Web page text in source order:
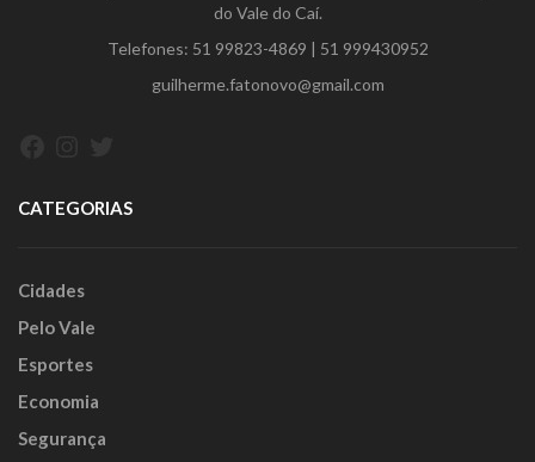
do Vale do Caí.
Telefones: 51 99823-4869 | 51 999430952
guilherme.fatonovo@gmail.com
CATEGORIAS
Cidades
Pelo Vale
Esportes
Economia
Segurança